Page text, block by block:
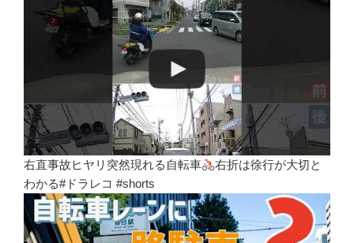
右直事故ヒヤリ突然現れる自転車
右折は徐行が大切と
わかる#ドラレコ #shorts